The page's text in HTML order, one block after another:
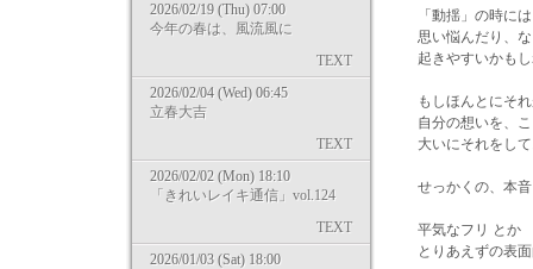
2026/02/19 (Thu) 07:00
今年の春は、風流風に
TEXT
2026/02/04 (Wed) 06:45
立春大吉
TEXT
2026/02/02 (Mon) 18:10
「きれいレイキ通信」vol.124
TEXT
2026/01/03 (Sat) 18:00
「動揺」の時には
思い悩んだり、な
起きやすいかも
もしほんとにそ
自分の想いを、こ
大いにそれをし
せっかくの、本
平気なフリ とか
とりあえずの表